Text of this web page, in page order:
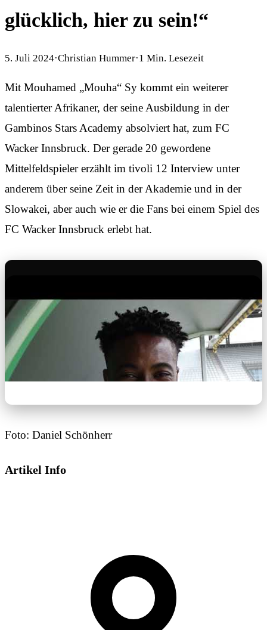
glücklich, hier zu sein!“
5. Juli 2024·Christian Hummer·1 Min. Lesezeit
Mit Mouhamed „Mouha“ Sy kommt ein weiterer
talentierter Afrikaner, der seine Ausbildung in der
Gambinos Stars Academy absolviert hat, zum FC
Wacker Innsbruck. Der gerade 20 gewordene
Mittelfeldspieler erzählt im tivoli 12 Interview unter
anderem über seine Zeit in der Akademie und in der
Slowakei, aber auch wie er die Fans bei einem Spiel des
FC Wacker Innsbruck erlebt hat.
werden.
Externe Medien aktivieren
Foto: Daniel Schönherr
Artikel Info